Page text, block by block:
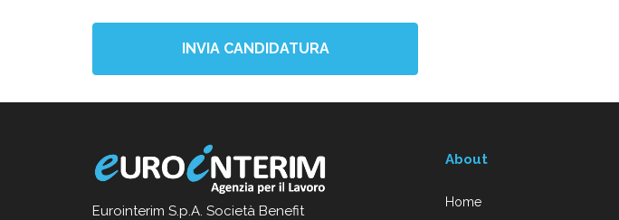
INVIA CANDIDATURA
Eurointerim S.p.A. Società Benefit
About
Home